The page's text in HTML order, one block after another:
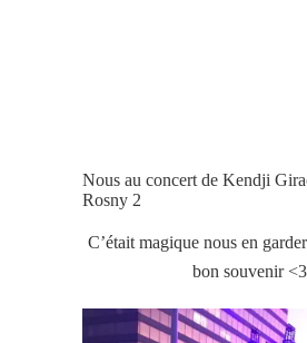
Nous au concert de Kendji
Rosny 2
C’était magique nous en
bon souvenir <3